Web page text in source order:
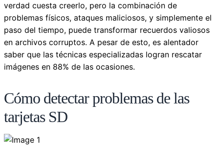
verdad cuesta creerlo, pero la combinación de
problemas físicos, ataques maliciosos, y simplemente el
paso del tiempo, puede transformar recuerdos valiosos
en archivos corruptos. A pesar de esto, es alentador
saber que las técnicas especializadas logran rescatar
imágenes en 88% de las ocasiones.
Cómo detectar problemas de las
tarjetas SD